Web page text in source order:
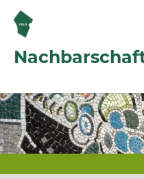
Zum Hauptinhalt